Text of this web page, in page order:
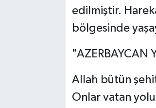
edilmiştir.
bölgesinde
"AZERBAYCAN
Allah bütün
Onlar vatan